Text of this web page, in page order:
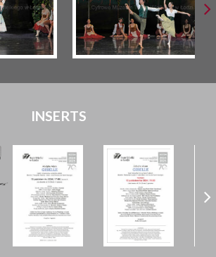
INSERTS